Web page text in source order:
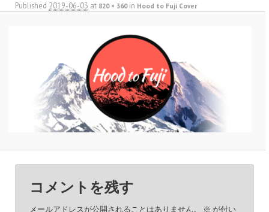
Published 2019-06-03 at 820 × 360in Hood to Fuji Cover
コメントを残す
メールアドレスが公開されることはありません。 ※ が付い